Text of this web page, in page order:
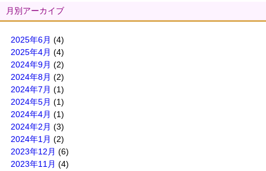
月別アーカイブ
2025年6月 (4)
2025年4月 (4)
2024年9月 (2)
2024年8月 (2)
2024年7月 (1)
2024年5月 (1)
2024年4月 (1)
2024年2月 (3)
2024年1月 (2)
2023年12月 (6)
2023年11月 (4)